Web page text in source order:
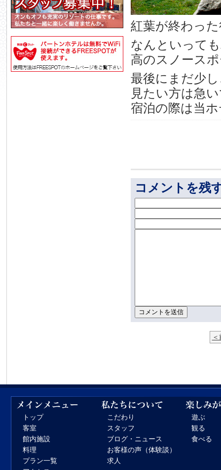
紅葉が終わっ
なんといって
高のスノース
最後にまだ少
見たい方は急
宿泊の際は当
コメントを残
トップ
客室
館内施設
料理
プラン一覧
こだわり
スタッフ
ブログ・ニュース
お客様の声（体験談）
求人
遊ぶ
観る
食べる